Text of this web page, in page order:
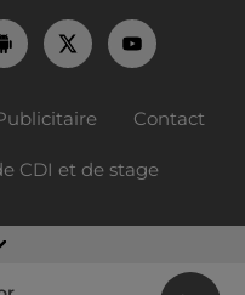
Contact
CDI et de stage